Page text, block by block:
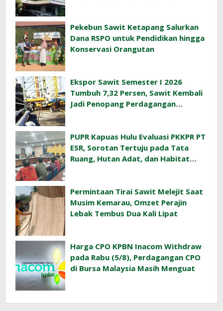
Pekebun Sawit Ketapang Salurkan
Dana RSPO untuk Pendidikan hingga
Konservasi Orangutan
Ekspor Sawit Semester I 2026
Tumbuh 7,32 Persen, Sawit Kembali
Jadi Penopang Perdagangan
PUPR Kapuas Hulu Evaluasi PKKPR PT
ESR, Sorotan Tertuju pada Tata
Ruang, Hutan Adat, dan Habitat
Permintaan Tirai Sawit Melejit Saat
Musim Kemarau, Omzet Perajin
Lebak Tembus Dua Kali Lipat
Harga CPO KPBN Inacom Withdraw
pada Rabu (5/8), Perdagangan CPO
di Bursa Malaysia Masih Menguat